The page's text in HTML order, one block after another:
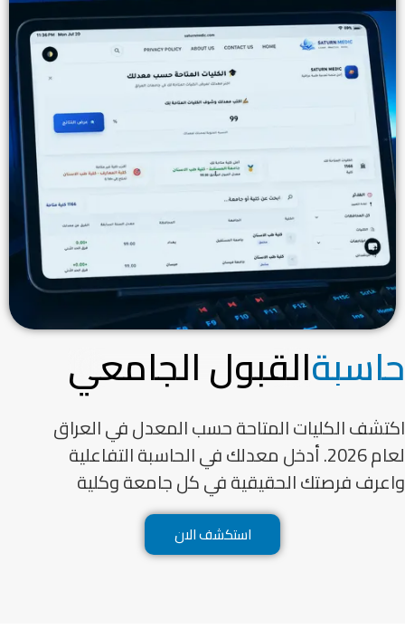
القبول الجامعيحاسبة
اكتشف الكليات المتاحة حسب المعدل في العراق
لعام 2026. أدخل معدلك في الحاسبة التفاعلية
واعرف فرصتك الحقيقية في كل جامعة وكلية
استكشف الان